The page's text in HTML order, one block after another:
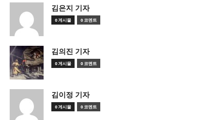
김은지 기자
0 게시물 0 코멘트
김의진 기자
0 게시물 0 코멘트
김이정 기자
0 게시물 0 코멘트